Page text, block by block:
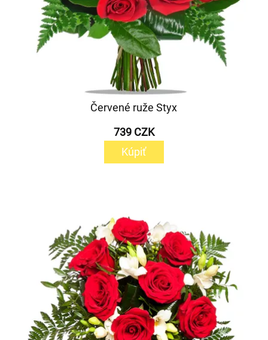
Červené ruže Styx
739 CZK
Kúpiť